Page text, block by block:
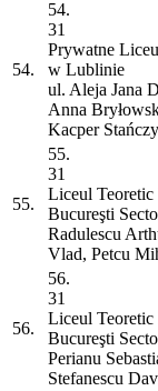
54.
54.
31
Prywatne
w Lublinie
ul. Aleja Jana
Anna
Kacper
55.
55.
31
Liceul Teoretic
Bucureşti
Radulescu
Vlad, Petcu
56.
56.
31
Liceul Teoretic
Bucureşti
Perianu
Stefanescu